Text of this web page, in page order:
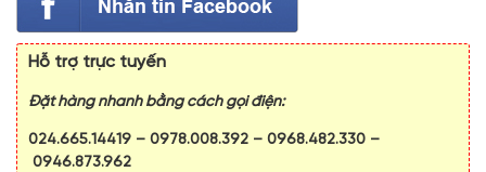
Hỗ trợ trực tuyến
Đặt hàng nhanh bằng cách gọi điện:
024.665.14419 – 0978.008.392 – 0968.482.330 –
0946.873.962